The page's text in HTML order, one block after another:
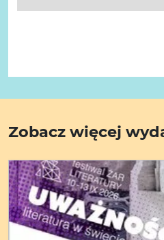
Zobacz więcej